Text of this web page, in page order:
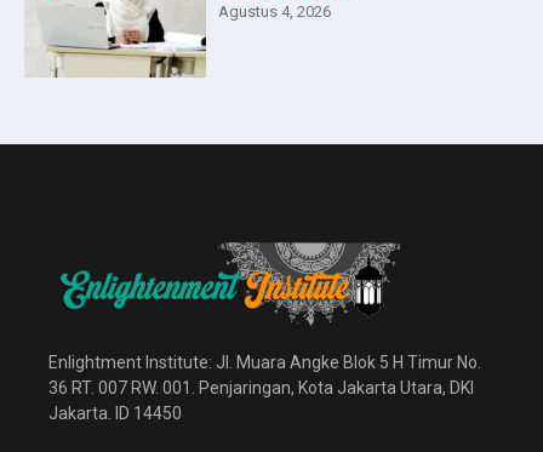
Agustus 4, 2026
Enlightment Institute: Jl. Muara Angke Blok 5 H Timur No.
36 RT. 007 RW. 001. Penjaringan, Kota Jakarta Utara, DKI
Jakarta. ID 14450